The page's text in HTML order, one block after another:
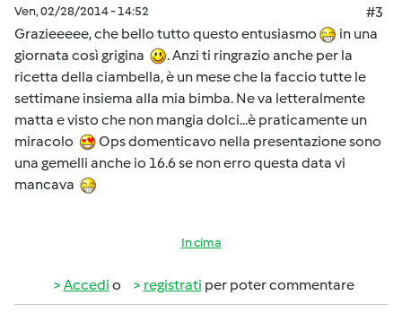
Ven, 02/28/2014 - 14:52
#3
Grazieeeee, che bello tutto questo entusiasmo
in una
giornata così grigina
. Anzi ti ringrazio anche per la
ricetta della ciambella, è un mese che la faccio tutte le
settimane insiema alla mia bimba. Ne va letteralmente
matta e visto che non mangia dolci...è praticamente un
miracolo
Ops domenticavo nella presentazione sono
una gemelli anche io 16.6 se non erro questa data vi
mancava
In cima
Accedi o registrati per poter commentare